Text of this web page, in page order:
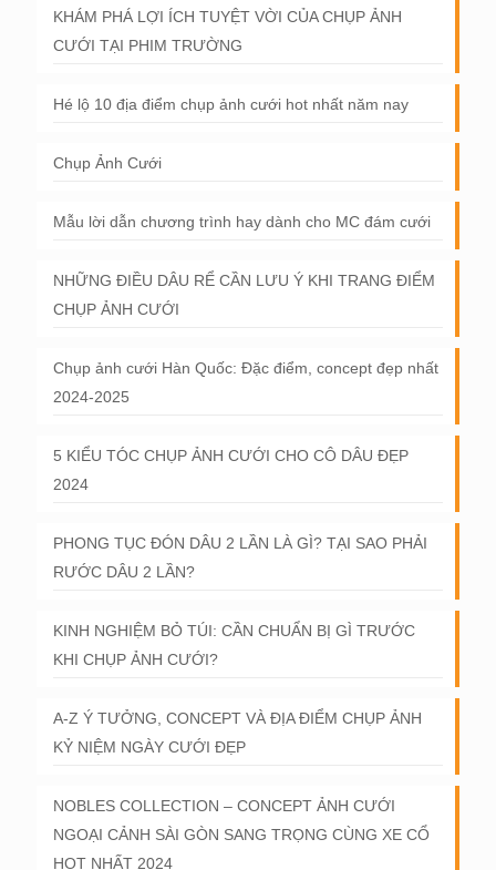
KHÁM PHÁ LỢI ÍCH TUYỆT VỜI CỦA CHỤP ẢNH
CƯỚI TẠI PHIM TRƯỜNG
Hé lộ 10 địa điểm chụp ảnh cưới hot nhất năm nay
Chụp Ảnh Cưới
Mẫu lời dẫn chương trình hay dành cho MC đám cưới
NHỮNG ĐIỀU DÂU RỂ CẦN LƯU Ý KHI TRANG ĐIỂM
CHỤP ẢNH CƯỚI
Chụp ảnh cưới Hàn Quốc: Đặc điểm, concept đẹp nhất
2024-2025
5 KIỂU TÓC CHỤP ẢNH CƯỚI CHO CÔ DÂU ĐẸP
2024
PHONG TỤC ĐÓN DÂU 2 LẦN LÀ GÌ? TẠI SAO PHẢI
RƯỚC DÂU 2 LẦN?
KINH NGHIỆM BỎ TÚI: CẦN CHUẨN BỊ GÌ TRƯỚC
KHI CHỤP ẢNH CƯỚI?
A-Z Ý TƯỞNG, CONCEPT VÀ ĐỊA ĐIỂM CHỤP ẢNH
KỶ NIỆM NGÀY CƯỚI ĐẸP
NOBLES COLLECTION – CONCEPT ẢNH CƯỚI
NGOẠI CẢNH SÀI GÒN SANG TRỌNG CÙNG XE CỔ
HOT NHẤT 2024